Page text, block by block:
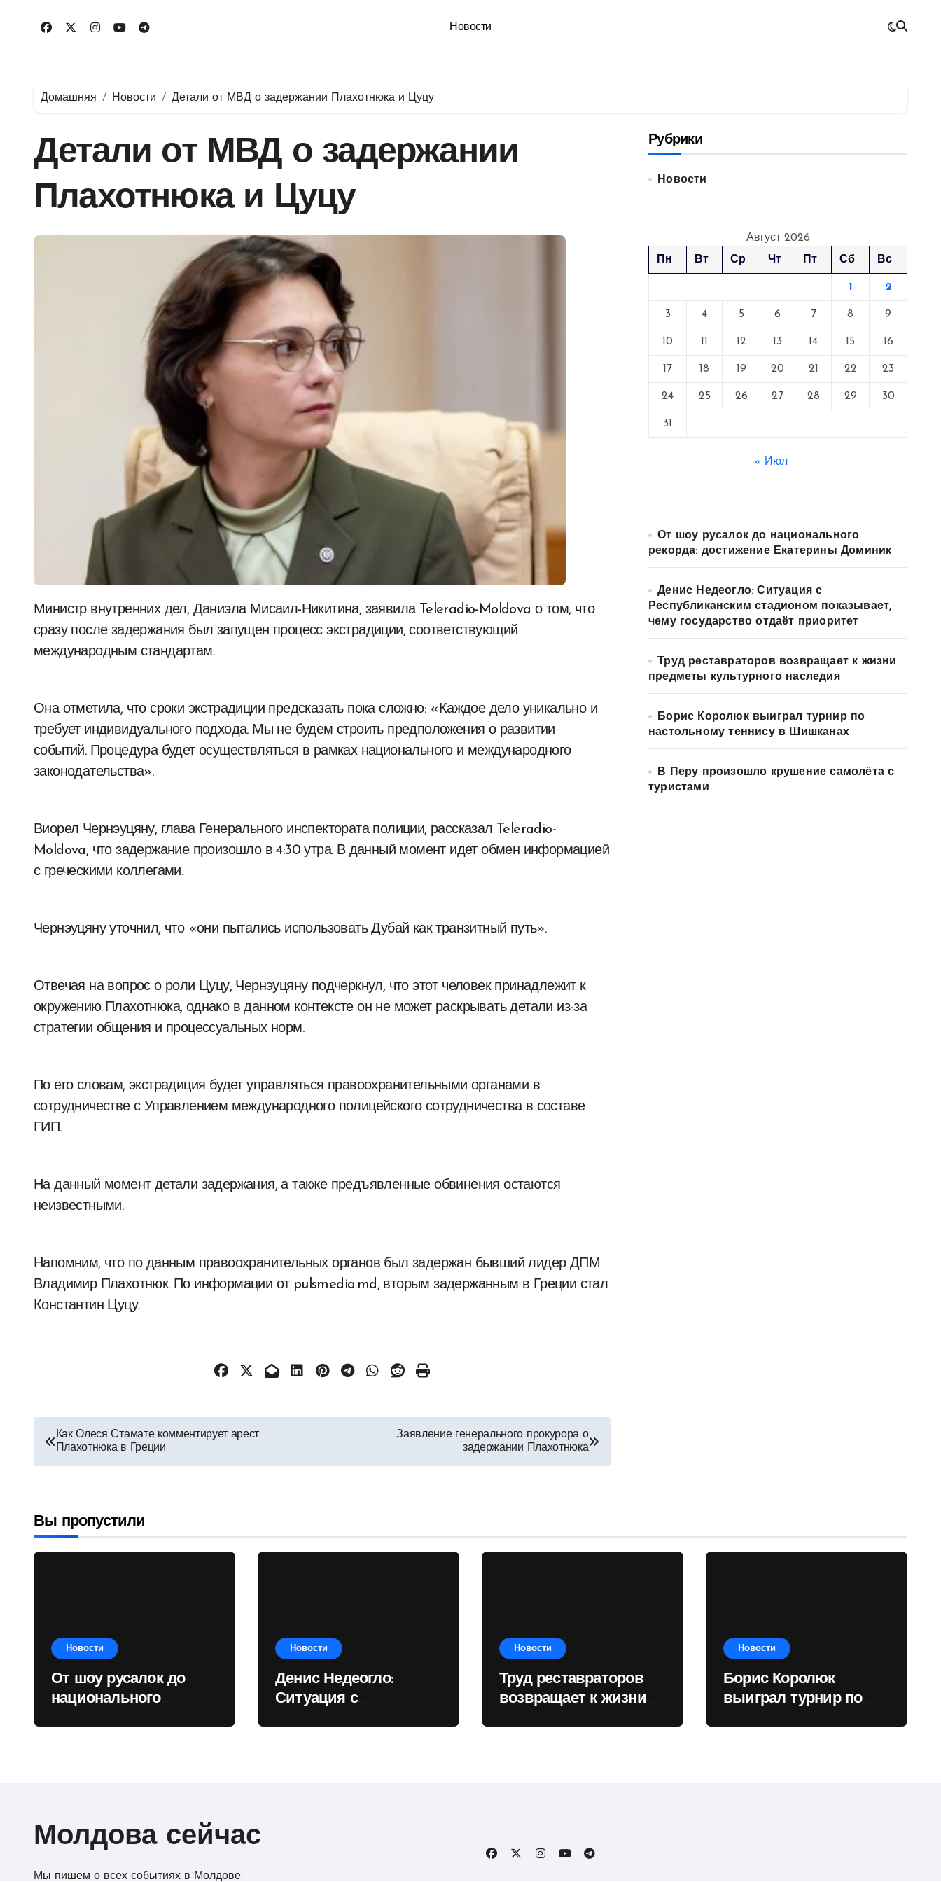
Новости
Домашняя Новости Детали от МВД о задержании Плахотнюка и Цуцу
Детали от МВД о задержании
Плахотнюка и Цуцу
Министр внутренних дел, Даниэла Мисаил-Никитина, заявила Teleradio-Moldova о том, что
сразу после задержания был запущен процесс экстрадиции, соответствующий
международным стандартам.
Она отметила, что сроки экстрадиции предсказать пока сложно: «Каждое дело уникально и
требует индивидуального подхода. Мы не будем строить предположения о развитии
событий. Процедура будет осуществляться в рамках национального и международного
законодательства».
Виорел Чернэуцяну, глава Генерального инспектората полиции, рассказал Teleradio-
Moldova, что задержание произошло в 4:30 утра. В данный момент идет обмен информацией
с греческими коллегами.
Чернэуцяну уточнил, что «они пытались использовать Дубай как транзитный путь».
Отвечая на вопрос о роли Цуцу, Чернэуцяну подчеркнул, что этот человек принадлежит к
окружению Плахотнюка, однако в данном контексте он не может раскрывать детали из-за
стратегии общения и процессуальных норм.
По его словам, экстрадиция будет управляться правоохранительными органами в
сотрудничестве с Управлением международного полицейского сотрудничества в составе
ГИП.
На данный момент детали задержания, а также предъявленные обвинения остаются
неизвестными.
Напомним, что по данным правоохранительных органов был задержан бывший лидер ДПМ
Владимир Плахотнюк. По информации от pulsmedia.md, вторым задержанным в Греции стал
Константин Цуцу.
Навигация
по
Как Олеся Стамате комментирует арест
Плахотнюка в Греции
Заявление генерального прокурора о
задержании Плахотнюка
Рубрики
Новости
Август 2026
Пн
Вт Ср Чт Пт Сб Вс
1 2
3 4 5 6 7 8 9
10 11 12 13 14 15 16
17 18 19 20 21 22 23
24 25 26 27 28 29 30
31
« Июл
От шоу русалок до национального
рекорда: достижение Екатерины Доминик
Денис Недеогло: Ситуация с
Республиканским стадионом показывает,
чему государство отдаёт приоритет
Труд реставраторов возвращает к жизни
предметы культурного наследия
Борис Королюк выиграл турнир по
настольному теннису в Шишканах
В Перу произошло крушение самолёта с
туристами
Вы пропустили
Новости
От шоу русалок до
национального
Новости
Денис Недеогло:
Ситуация с
Новости
Труд реставраторов
возвращает к жизни
Новости
Борис Королюк
выиграл турнир по
Молдова сейчас
Мы пишем о всех событиях в Молдове.